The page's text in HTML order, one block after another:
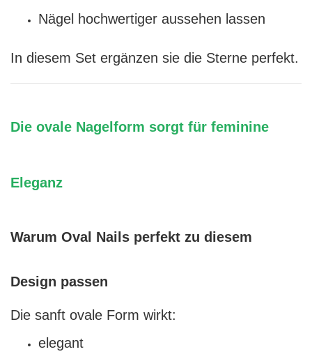
Nägel hochwertiger aussehen lassen
In diesem Set ergänzen sie die Sterne perfekt.
Die ovale Nagelform sorgt für feminine
Eleganz
Warum Oval Nails perfekt zu diesem
Design passen
Die sanft ovale Form wirkt:
elegant